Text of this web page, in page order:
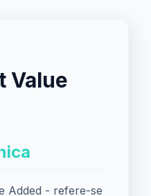
Value
Added - refere-se